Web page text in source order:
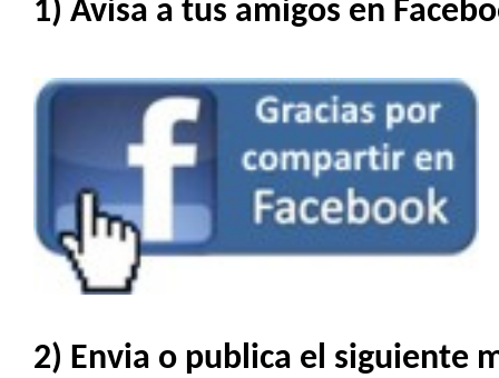
1) Avisa a tus amigos en
2) Envia o publica el siguiente